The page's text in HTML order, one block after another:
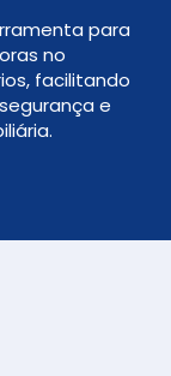
para
no
facilitando
e